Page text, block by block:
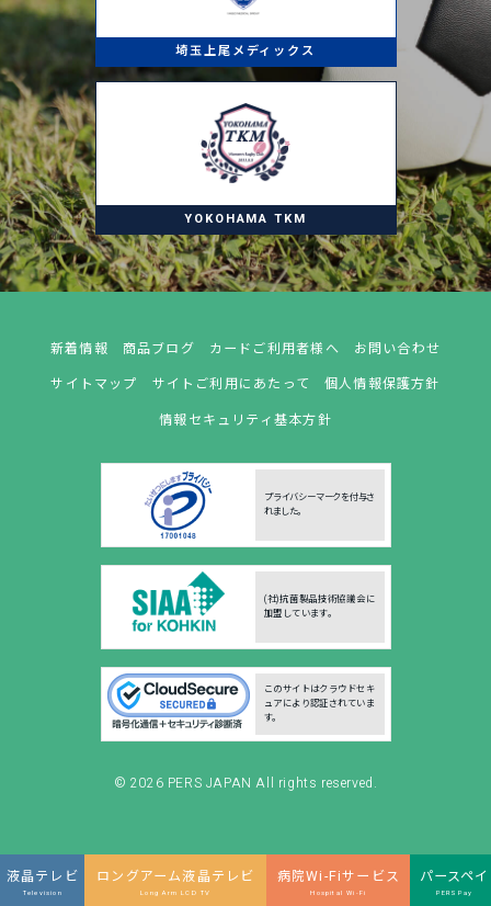
埼玉上尾メディックス
YOKOHAMA TKM
新着情報 商品ブログ カードご利用者様へ
お問い合わせ
サイトマップ
サイトご利用にあたって
個人情報保護方針
情報セキュリティ基本方針
プライバシーマークを付与さ
れました。
(社)抗菌製品技術協議会に
加盟しています。
このサイトはクラウドセキ
ュアにより認証されていま
す。
© 2026 PERS JAPANAll rights reserved.
液晶テレビ
Television
ロングアーム液晶テレビ
Long Arm LCD TV
病院Wi-Fiサービス
Hospital Wi-Fi
パースペイ
PERSPay